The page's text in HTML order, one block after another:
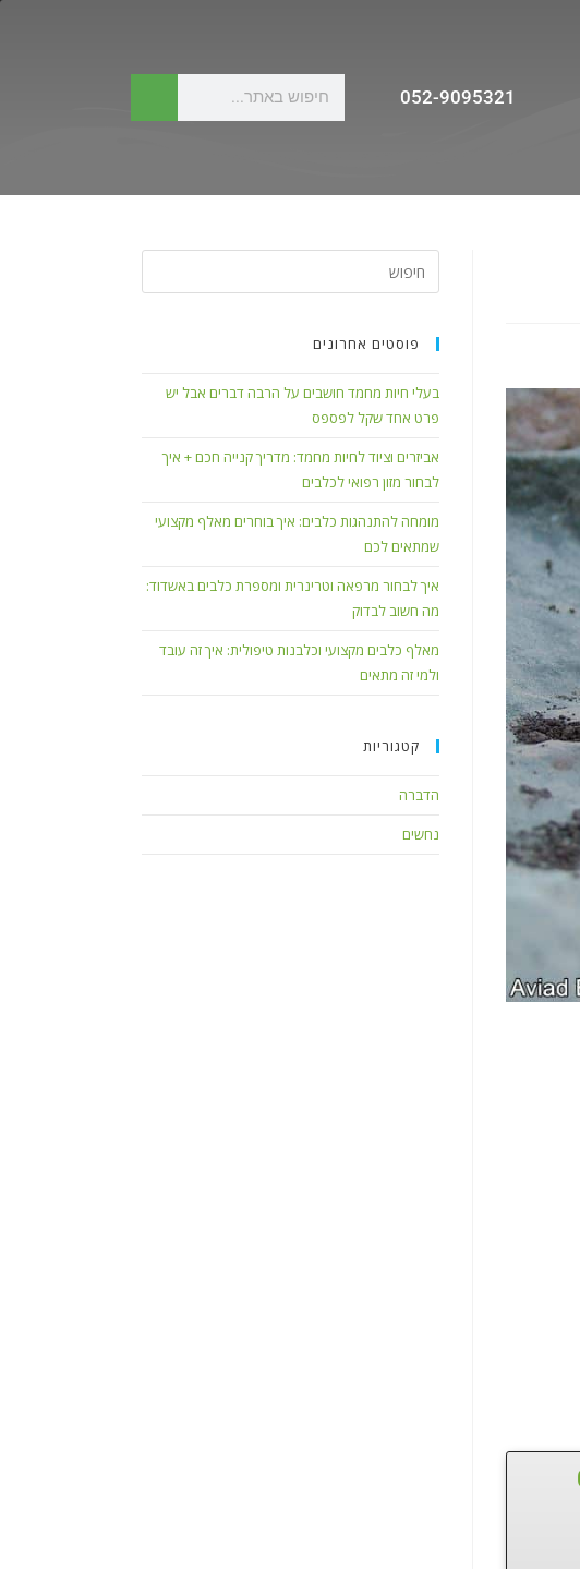
052-9095321
פוסטים אחרונים
בעלי חיות מחמד חושבים על הרבה דברים אבל יש
פרט אחד שקל לפספס
אביזרים וציוד לחיות מחמד: מדריך קנייה חכם + איך
לבחור מזון רפואי לכלבים
מומחה להתנהגות כלבים: איך בוחרים מאלף מקצועי
שמתאים לכם
איך לבחור מרפאה וטרינרית ומספרת כלבים באשדוד:
מה חשוב לבדוק
מאלף כלבים מקצועי וכלבנות טיפולית: איך זה עובד
ולמי זה מתאים
קטגוריות
הדברה
נחשים